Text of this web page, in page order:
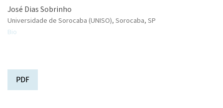
José Dias Sobrinho
Universidade de Sorocaba (UNISO), Sorocaba, SP
Bio
PDF